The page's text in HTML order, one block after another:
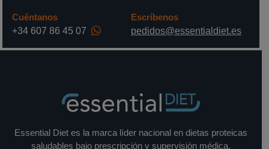
Cuéntanos
+34 607 86 45 07
Escríbenos
pedidos@essentialdiet.es
Essential Diet es la marca líder nacional en dietas proteicas
saludables bajo prescripción y supervisión médica.